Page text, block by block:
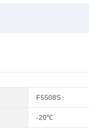
F5508S
-20℃